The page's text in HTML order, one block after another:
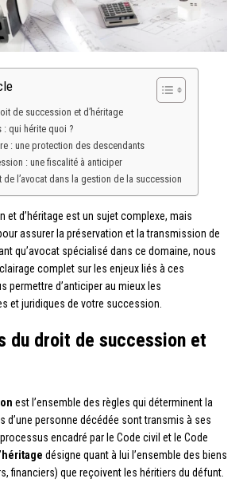
de succession et d’héritage
: qui hérite quoi ?
: une protection des descendants
: une fiscalité à anticiper
l’avocat dans la gestion de la succession
et d’héritage est un sujet complexe, mais
assurer la préservation et la transmission de
qu’avocat spécialisé dans ce domaine, nous
complet sur les enjeux liés à ces
permettre d’anticiper au mieux les
et juridiques de votre succession.
du droit de succession et
est l’ensemble des règles qui déterminent la
d’une personne décédée sont transmis à ses
processus encadré par le Code civil et le Code
héritage désigne quant à lui l’ensemble des biens
financiers) que reçoivent les héritiers du défunt.